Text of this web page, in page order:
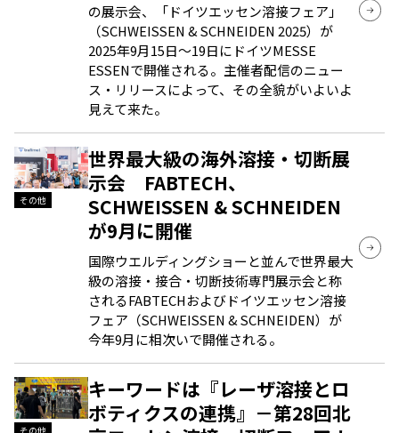
の展示会、「ドイツエッセン溶接フェア」
（SCHWEISSEN & SCHNEIDEN 2025）が
2025年9月15日～19日にドイツMESSE
ESSENで開催される。主催者配信のニュー
ス・リリースによって、その全貌がいよいよ
見えて来た。
その他
世界最大級の海外溶接・切断展
示会 FABTECH、
SCHWEISSEN & SCHNEIDEN
が9月に開催
国際ウエルディングショーと並んで世界最大
級の溶接・接合・切断技術専門展示会と称
されるFABTECHおよびドイツエッセン溶接
フェア（SCHWEISSEN & SCHNEIDEN）が
今年9月に相次いで開催される。
その他
キーワードは『レーザ溶接とロ
ボティクスの連携』－第28回北